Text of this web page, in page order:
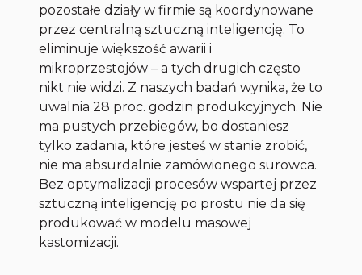
pozostałe działy w firmie są koordynowane
przez centralną sztuczną inteligencję. To
eliminuje większość awarii i
mikroprzestojów – a tych drugich często
nikt nie widzi. Z naszych badań wynika, że to
uwalnia 28 proc. godzin produkcyjnych. Nie
ma pustych przebiegów, bo dostaniesz
tylko zadania, które jesteś w stanie zrobić,
nie ma absurdalnie zamówionego surowca.
Bez optymalizacji procesów wspartej przez
sztuczną inteligencję po prostu nie da się
produkować w modelu masowej
kastomizacji.